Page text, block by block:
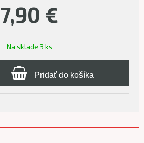
7,90 €
Na sklade 3 ks
Pridať do košíka